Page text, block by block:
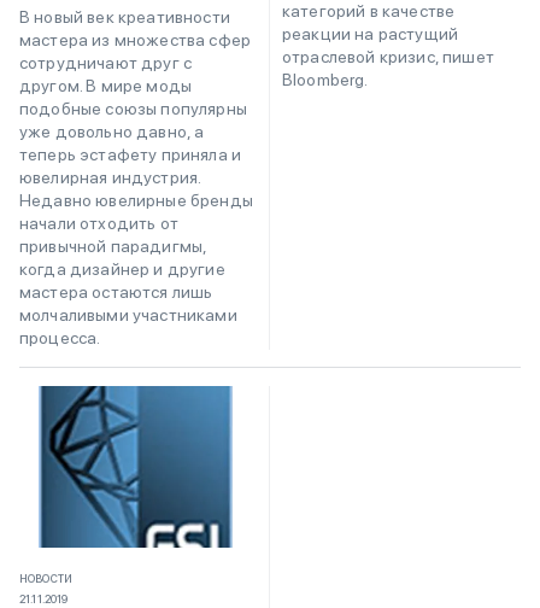
В новый век креативности
мастера из множества сфер
сотрудничают друг с
другом. В мире моды
подобные союзы популярны
уже довольно давно, а
теперь эстафету приняла и
ювелирная индустрия.
Недавно ювелирные бренды
начали отходить от
привычной парадигмы,
когда дизайнер и другие
мастера остаются лишь
молчаливыми участниками
процесса.
категорий в качестве
реакции на растущий
отраслевой кризис, пишет
Bloomberg.
НОВОСТИ
21.11.2019